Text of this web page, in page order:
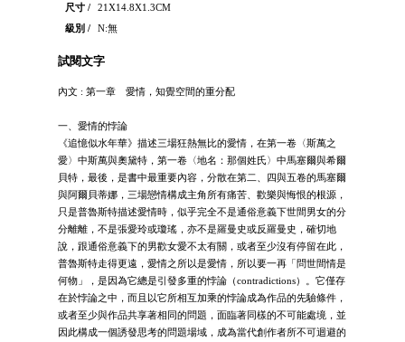
尺寸 /
21X14.8X1.3CM
級別 /
N:無
試閱文字
內文 : 第一章 愛情，知覺空間的重分配
一、愛情的悖論
《追憶似水年華》描述三場狂熱無比的愛情，在第一卷〈斯萬之
愛〉中斯萬與奧黛特，第一卷〈地名：那個姓氏〉中馬塞爾與希爾
貝特，最後，是書中最重要內容，分散在第二、四與五卷的馬塞爾
與阿爾貝蒂娜，三場戀情構成主角所有痛苦、歡樂與悔恨的根源，
只是普魯斯特描述愛情時，似乎完全不是通俗意義下世間男女的分
分離離，不是張愛玲或瓊瑤，亦不是羅曼史或反羅曼史，確切地
說，跟通俗意義下的男歡女愛不太有關，或者至少沒有停留在此，
普魯斯特走得更遠，愛情之所以是愛情，所以要一再「問世間情是
何物」，是因為它總是引發多重的悖論（contradictions）。它僅存
在於悖論之中，而且以它所相互加乘的悖論成為作品的先驗條件，
或者至少與作品共享著相同的問題，面臨著同樣的不可能處境，並
因此構成一個誘發思考的問題場域，成為當代創作者所不可迴避的